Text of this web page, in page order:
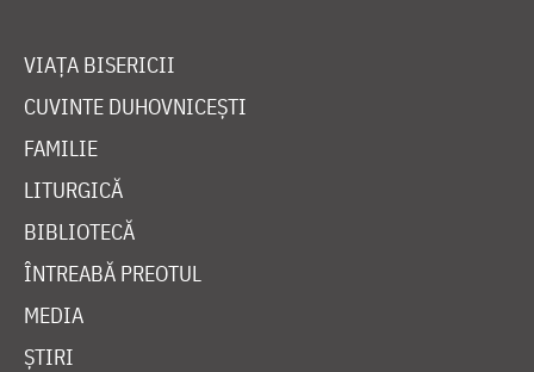
VIAȚA BISERICII
CUVINTE DUHOVNICEȘTI
FAMILIE
LITURGICĂ
BIBLIOTECĂ
ÎNTREABĂ PREOTUL
MEDIA
ȘTIRI